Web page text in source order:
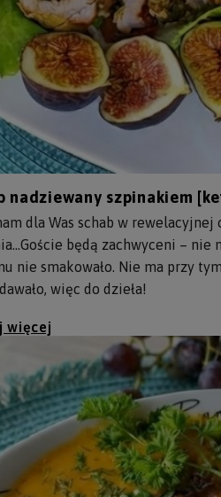
nadziewany szpinakiem
dla Was schab w rewelacyjnej
będą zachwyceni – nie
nie smakowało. Nie ma przy
więc do dzieła!
więcej